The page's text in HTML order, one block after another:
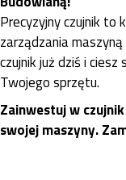
Precyzyjny czujnik to
zarządzania
czujnik już dziś i
Twojego sprzętu.
Zainwestuj w
swojej maszyny.